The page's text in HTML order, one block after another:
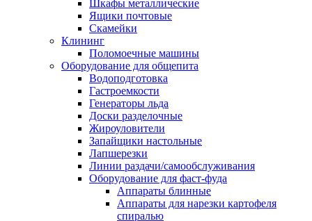
Шкафы металлические
Ящики почтовые
Скамейки
Клининг
Поломоечные машины
Оборудование для общепита
Водоподготовка
Гастроемкости
Генераторы льда
Доски разделочные
Жироуловители
Запайщики настольные
Лапшерезки
Линии раздачи/самообслуживания
Оборудование для фаст-фуда
Аппараты блинные
Аппараты для нарезки картофеля
спиралью